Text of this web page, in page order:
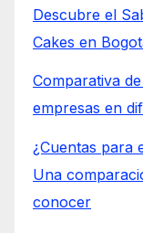
Descubre el
Cakes en
Comparativa
empresas en
¿Cuentas para
Una
conocer